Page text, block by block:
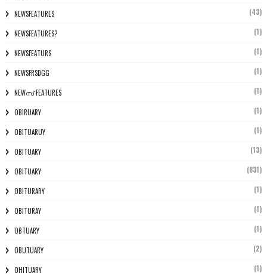
NEWSFEATURES (43)
NEWSFEATURES? (1)
NEWSFEATURS (1)
NEWSFRSDGG (1)
NEWസ് FEATURES (1)
OBIRUARY (1)
OBITUARUY (1)
OBITUARY (13)
OBITUARY (831)
OBITURARY (1)
OBITURAY (1)
OBTUARY (1)
OBUTUARY (2)
OHITUARY (1)